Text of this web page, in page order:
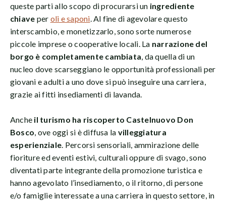
queste parti allo scopo di procurarsi un ingrediente
chiave per oli e saponi . Al fine di agevolare questo
interscambio, e monetizzarlo, sono sorte numerose
piccole imprese o cooperative locali. La narrazione del
borgo è completamente cambiata , da quella di un
nucleo dove scarseggiano le opportunità professionali per
giovani e adulti a uno dove si può inseguire una carriera,
grazie ai fitti insediamenti di lavanda.
Anche il turismo ha riscoperto Castelnuovo Don
Bosco , ove oggi si è diffusa la villeggiatura
esperienziale . Percorsi sensoriali, ammirazione delle
fioriture ed eventi estivi, culturali oppure di svago, sono
diventati parte integrante della promozione turistica e
hanno agevolato l’insediamento, o il ritorno, di persone
e/o famiglie interessate a una carriera in questo settore, in